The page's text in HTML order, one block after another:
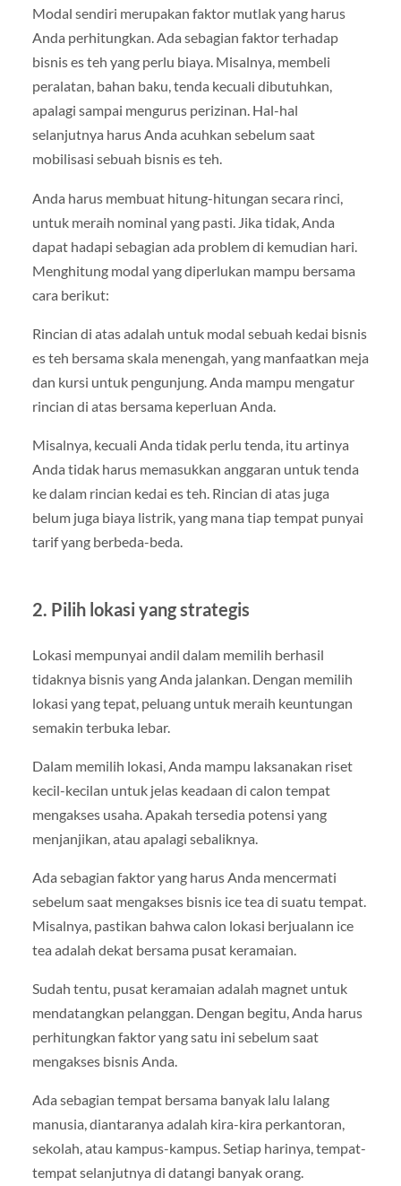
Modal sendiri merupakan faktor mutlak yang harus
Anda perhitungkan. Ada sebagian faktor terhadap
bisnis es teh yang perlu biaya. Misalnya, membeli
peralatan, bahan baku, tenda kecuali dibutuhkan,
apalagi sampai mengurus perizinan. Hal-hal
selanjutnya harus Anda acuhkan sebelum saat
mobilisasi sebuah bisnis es teh.
Anda harus membuat hitung-hitungan secara rinci,
untuk meraih nominal yang pasti. Jika tidak, Anda
dapat hadapi sebagian ada problem di kemudian hari.
Menghitung modal yang diperlukan mampu bersama
cara berikut:
Rincian di atas adalah untuk modal sebuah kedai bisnis
es teh bersama skala menengah, yang manfaatkan meja
dan kursi untuk pengunjung. Anda mampu mengatur
rincian di atas bersama keperluan Anda.
Misalnya, kecuali Anda tidak perlu tenda, itu artinya
Anda tidak harus memasukkan anggaran untuk tenda
ke dalam rincian kedai es teh. Rincian di atas juga
belum juga biaya listrik, yang mana tiap tempat punyai
tarif yang berbeda-beda.
2. Pilih lokasi yang strategis
Lokasi mempunyai andil dalam memilih berhasil
tidaknya bisnis yang Anda jalankan. Dengan memilih
lokasi yang tepat, peluang untuk meraih keuntungan
semakin terbuka lebar.
Dalam memilih lokasi, Anda mampu laksanakan riset
kecil-kecilan untuk jelas keadaan di calon tempat
mengakses usaha. Apakah tersedia potensi yang
menjanjikan, atau apalagi sebaliknya.
Ada sebagian faktor yang harus Anda mencermati
sebelum saat mengakses bisnis ice tea di suatu tempat.
Misalnya, pastikan bahwa calon lokasi berjualann ice
tea adalah dekat bersama pusat keramaian.
Sudah tentu, pusat keramaian adalah magnet untuk
mendatangkan pelanggan. Dengan begitu, Anda harus
perhitungkan faktor yang satu ini sebelum saat
mengakses bisnis Anda.
Ada sebagian tempat bersama banyak lalu lalang
manusia, diantaranya adalah kira-kira perkantoran,
sekolah, atau kampus-kampus. Setiap harinya, tempat-
tempat selanjutnya di datangi banyak orang.